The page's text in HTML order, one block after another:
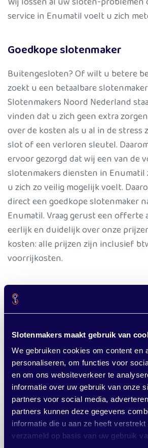
Slotenmakers maakt gebruik van
We gebruiken cookies om content en
personaliseren, om functies voor
en om ons websiteverkeer te
informatie over uw gebruik van onze
partners voor social media,
partners kunnen deze gegevens
informatie die u aan ze heeft verstrekt
verzameld op basis van uw gebruik
service in Enumatil voelt u zich
Goedkope slotenmaker
Buitengesloten? Of wilt u betere
zoekt u een betaalbare
Slotenmakers Noord Nederland
vinden dat u zich geen extra
over de kosten als u al in de stress
slot of een verloren sleutel.
ervoor gezorgd dat wij een van de
slotenmakers diensten in Enumatil
u zich zo veilig mogelijk voelt.
direct een goedkope slotenmaker
Enumatil. Vraag gerust een offerte
eerlijk en duidelijk over onze
kosten: alle prijzen zijn inclusief
voorrijkosten.
Overal in de gemeente
Wist u dat we niet alleen in
slotenmakers zijn actief in de hele
Westerkwartier
. Of u nu in
Oldehove woont.
Sleutels kwijt? Werkt